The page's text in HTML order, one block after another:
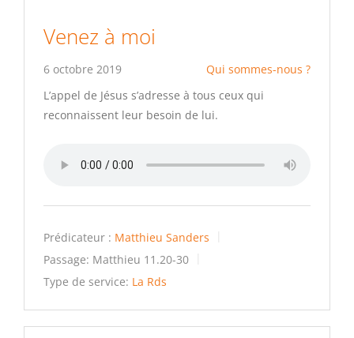
Venez à moi
6 octobre 2019
Qui sommes-nous ?
L’appel de Jésus s’adresse à tous ceux qui
reconnaissent leur besoin de lui.
Prédicateur : Matthieu Sanders
Passage: Matthieu 11.20-30
Type de service: La Rds